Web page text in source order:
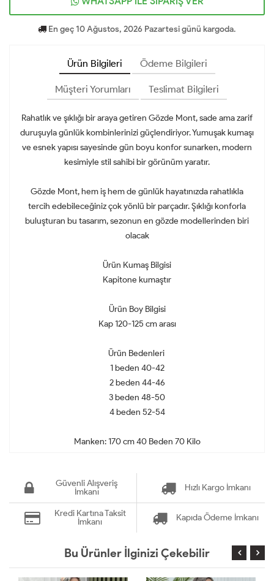
En geç 10 Ağustos, 2026 Pazartesi günü kargoda.
Ürün Bilgileri Ödeme Bilgileri
Müşteri Yorumları Teslimat Bilgileri
Rahatlık ve şıklığı bir araya getiren Gözde Mont, sade ama zarif
duruşuyla günlük kombinlerinizi güçlendiriyor. Yumuşak kumaşı
ve esnek yapısı sayesinde gün boyu konfor sunarken, modern
kesimiyle stil sahibi bir görünüm yaratır.
Gözde Mont, hem iş hem de günlük hayatınızda rahatlıkla
tercih edebileceğiniz çok yönlü bir parçadır. Şıklığı konforla
buluşturan bu tasarım, sezonun en gözde modellerinden biri
olacak
Ürün Kumaş Bilgisi
Kapitone kumaştır
Ürün Boy Bilgisi
Kap 120-125 cm arası
Ürün Bedenleri
1 beden 40-42
2 beden 44-46
3 beden 48-50
4 beden 52-54
Manken: 170 cm 40 Beden 70 Kilo
Güvenli Alışveriş
İmkanı
Hızlı Kargo İmkanı
Kredi Kartına Taksit
İmkanı
Kapıda Ödeme İmkanı
Bu Ürünler İlginizi Çekebilir